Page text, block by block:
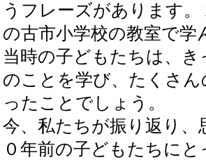
うフレーズがあります
の古市小学校の教室で
当時の子どもたちは、
のことを学び、たくさ
ったことでしょう。
今、私たちが振り返り、
０年前の子どもたちに